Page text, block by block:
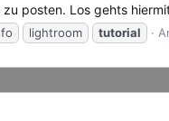
posten. Los gehts
lightroom tutorial